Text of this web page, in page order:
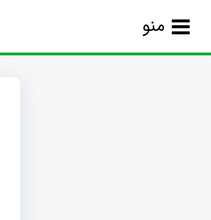
منو